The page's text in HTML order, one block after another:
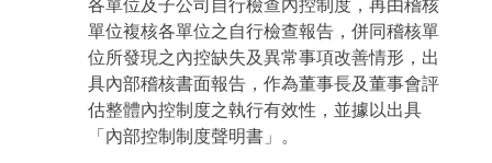
各單位及子公司自行檢查內控制度，再由稽核
單位複核各單位之自行檢查報告，併同稽核單
位所發現之內控缺失及異常事項改善情形，出
具內部稽核書面報告，作為董事長及董事會評
估整體內控制度之執行有效性，並據以出具
「內部控制制度聲明書」。